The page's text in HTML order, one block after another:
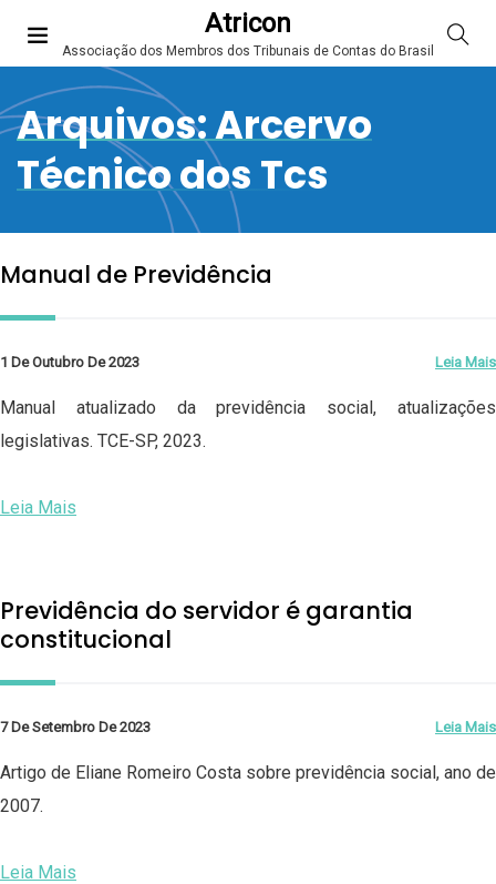
Atricon
Associação dos Membros dos Tribunais de Contas do Brasil
Arquivos:Arcervo
Técnico dos Tcs
Manual de Previdência
1 De Outubro De 2023 Leia Mais
Manual atualizado da previdência social, atualizações
legislativas. TCE-SP, 2023.
Leia Mais
Previdência do servidor é garantia
constitucional
7 De Setembro De 2023 Leia Mais
Artigo de Eliane Romeiro Costa sobre previdência social, ano de
2007.
Leia Mais